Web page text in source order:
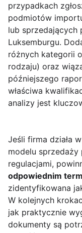
przypadkach
podmiotów
lub
Luksemburgu.
różnych kategorii
rodzaju) oraz
późniejszego
właściwa
analizy jest
Jeśli firma działa
modelu
regulacjami,
odpowiednim
zidentyfikowana
W kolejnych
jak praktycznie
dokumenty są